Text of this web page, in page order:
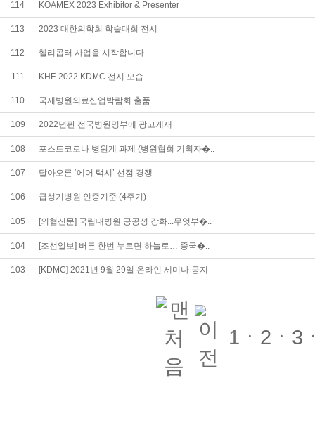
114 KOAMEX 2023 Exhibitor & Presenter
113 2023 대한의학회 학술대회 전시
112 헬리콥터 사업을 시작합니다
111 KHF-2022 KDMC 전시 모습
110 국제병원의료산업박람회 출품
109 2022년판 전국병원명부에 광고게재
108 포스트코로나 병원계 과제 (병원협회 기획자�..
107 달아오른 ‘에어 택시’ 선점 경쟁
106 급성기병원 인증기준 (4주기)
105 [의협신문] 국립대병원 공공성 강화...무엇부�..
104 [조선일보] 버튼 한번 누르면 하늘로… 중국�..
103 [KDMC] 2021년 9월 29일 온라인 세미나 공지
1ㆍ 2 ㆍ 3